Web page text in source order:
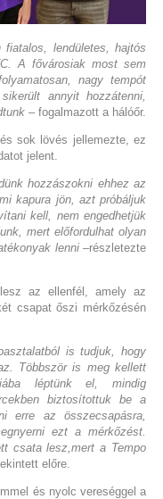
lendületes, hajtós
A fővárosiak most sem
nagy tempót
annyit hozzátenni,
– fogalmazott a hálóőr.
sok lövés jellemezte, ez
jelent.
hozzászokni ehhez az
kapura jön, azt próbáljuk
kell, nem engedhetjük
mert előfordulhat olyan
lenni–részletezte
az ellenfél, amely az
csapat őszi mérkőzésén
is tudjuk, hogy
Többször is meg kellett
léptünk el, mindig
biztosítottuk be a
erre az összecsapásra,
ezt a mérkőzést.
csata lesz,mert a Tempo
előre.
és nyolc vereséggel a